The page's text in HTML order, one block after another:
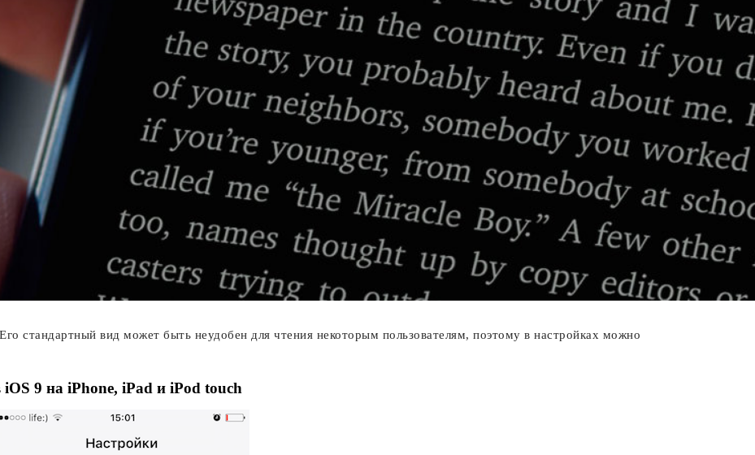
стандартный вид может быть неудобен для чтения некоторым пользователям, поэтому в настройках можно
9 на iPhone, iPad и iPod touch